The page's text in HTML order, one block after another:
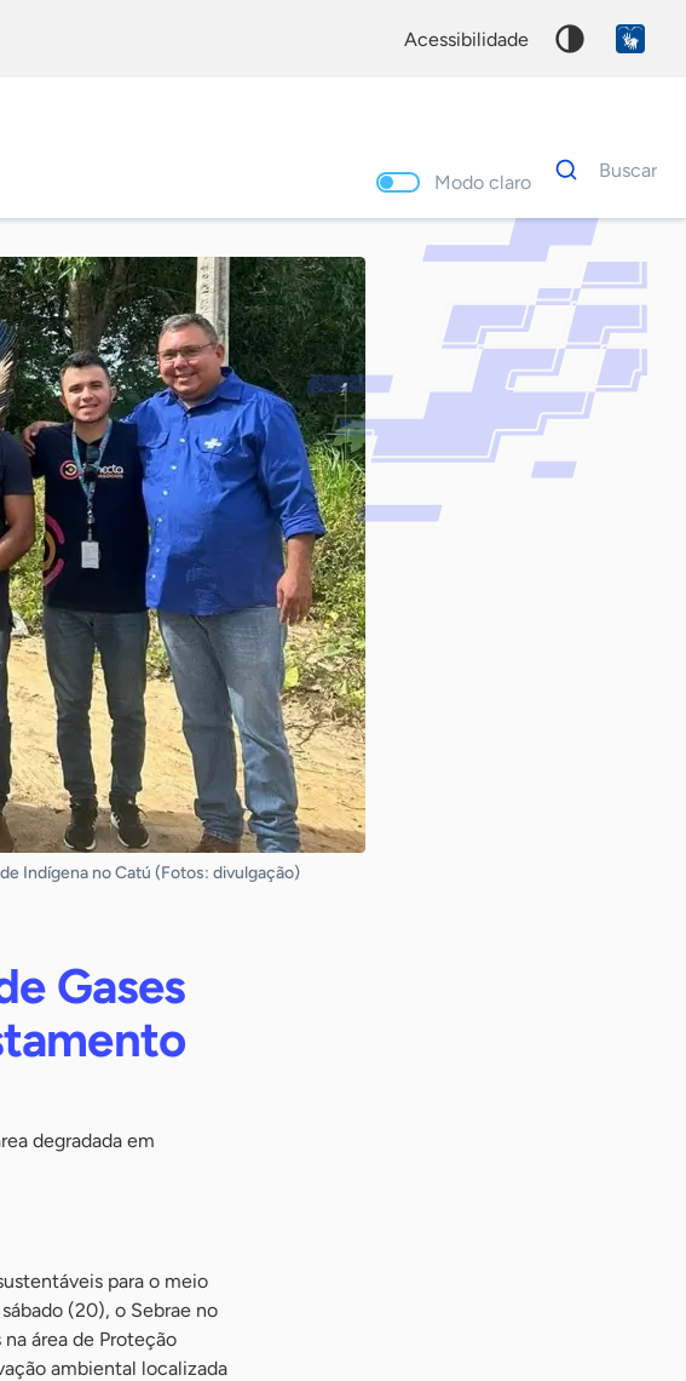
acessibilidade
Modo claro
Dados
para
Buscar
Palavra
chave
Indígena no Catú (Fotos: divulgação)
Gases
degradada em
para o meio
(20), o Sebrae no
área de Proteção
ambiental localizada